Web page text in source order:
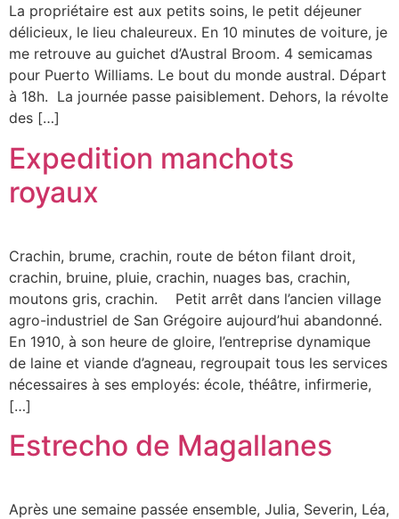
La propriétaire est aux petits soins, le petit déjeuner
délicieux, le lieu chaleureux. En 10 minutes de voiture, je
me retrouve au guichet d’Austral Broom. 4 semicamas
pour Puerto Williams. Le bout du monde austral. Départ
à 18h. La journée passe paisiblement. Dehors, la révolte
des […]
Expedition manchots
royaux
Crachin, brume, crachin, route de béton filant droit,
crachin, bruine, pluie, crachin, nuages bas, crachin,
moutons gris, crachin. Petit arrêt dans l’ancien village
agro-industriel de San Grégoire aujourd’hui abandonné.
En 1910, à son heure de gloire, l’entreprise dynamique
de laine et viande d’agneau, regroupait tous les services
nécessaires à ses employés: école, théâtre, infirmerie,
[…]
Estrecho de Magallanes
Après une semaine passée ensemble, Julia, Severin, Léa,